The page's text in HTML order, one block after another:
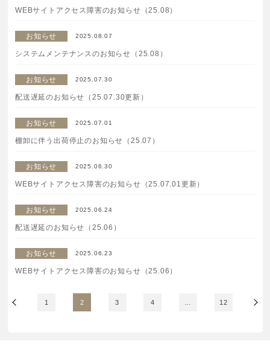
ご注文はフリーダイヤルでも承ります
0120-557-020
フォームでのお問合わせはこちら
WEBサイトアクセス障害のお知らせ（25.08）
お知らせ 2025.08.07
システムメンテナンスのお知らせ（25.08）
お知らせ 2025.07.30
配送遅延のお知らせ（25.07.30更新）
お知らせ 2025.07.01
棚卸に伴う出荷停止のお知らせ（25.07）
お知らせ 2025.06.30
WEBサイトアクセス障害のお知らせ（25.07.01更新）
お知らせ 2025.06.24
配送遅延のお知らせ（25.06）
お知らせ 2025.06.23
WEBサイトアクセス障害のお知らせ（25.06）
1 2 3 4 12